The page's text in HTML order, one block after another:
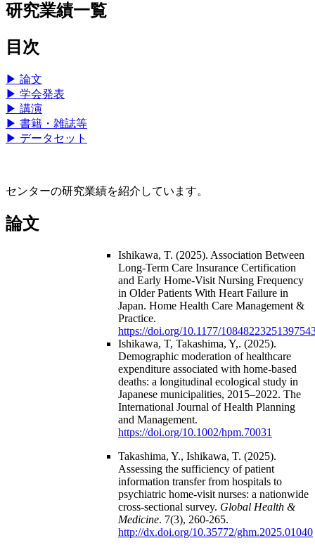
研究業績一覧
目次
▶ 論文
▶ 学会発表
▶ 講演
▶ 書籍・雑誌等
▶ データセット
センターの研究業績を紹介しています。
論文
Ishikawa, T. (2025). Association Between
Long-Term Care Insurance Certification
and Early Home-Visit Nursing Frequency
in Older Patients With Heart Failure in
Japan. Home Health Care Management &
Practice.
https://doi.org/10.1177/
Ishikawa, T, Takashima, Y,. (2025).
Demographic moderation of healthcare
expenditure associated with home-based
deaths: a longitudinal ecological study in
Japanese municipalities, 2015–2022. The
International Journal of Health Planning
and Management.
https://doi.org/10.1002/hpm.70031
Takashima, Y., Ishikawa, T. (2025).
Assessing the sufficiency of patient
information transfer from hospitals to
psychiatric home-visit nurses: a nationwide
cross-sectional survey. Global Health &
Medicine. 7(3), 260-265.
http://dx.doi.org/10.35772/ghm.2025.01040